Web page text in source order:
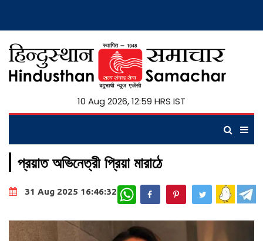
10 Aug 2026, 12:59 HRS IST
প্রয়াত অভিনেত্রী প্রিয়া মারাঠে
31 Aug 2025 16:46:32 WhatsApp